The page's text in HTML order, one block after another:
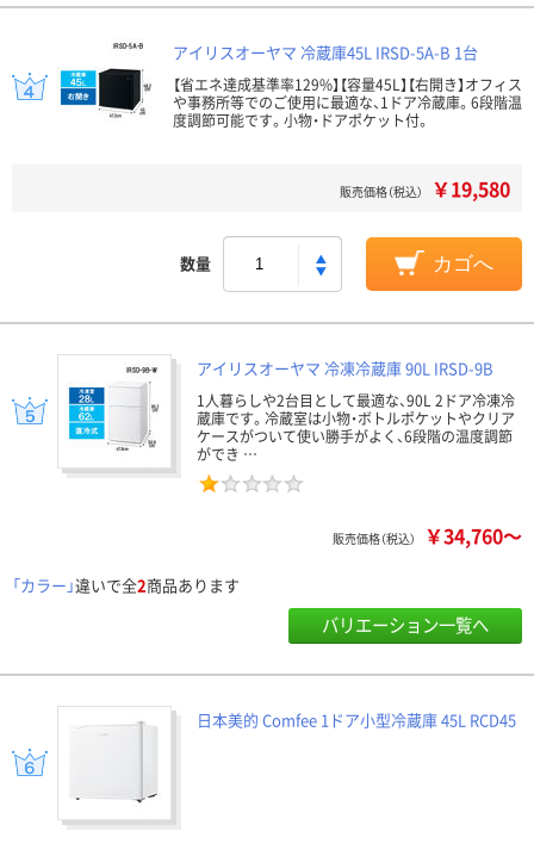
アイリスオーヤマ 冷蔵庫45L IRSD-5A-B 1台
【省エネ達成基準率129%】【容量45L】【右開き】オフィス
や事務所等でのご使用に最適な、1ドア冷蔵庫。6段階温
度調節可能です。小物・ドアポケット付。
販売価格（税込） ￥19,580
数量 カゴへ
アイリスオーヤマ 冷凍冷蔵庫 90L IRSD-9B
1人暮らしや2台目として最適な、90L 2ドア冷凍冷
蔵庫です。冷蔵室は小物・ボトルポケットやクリア
ケースがついて使い勝手がよく、6段階の温度調節
ができ …
販売価格（税込） ￥34,760～
「カラー」違いで全2商品あります
バリエーション一覧へ
日本美的 Comfee 1ドア小型冷蔵庫 45L RCD45